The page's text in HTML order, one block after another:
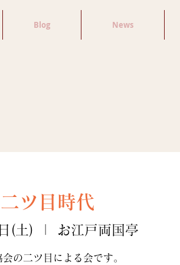
Blog News
二ツ目時代
(土) お江戸両国亭
会の二ツ目による会です。